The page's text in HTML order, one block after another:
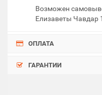
Возможен
Елизаветы Чавдар
ОПЛАТА
ГАРАНТИИ